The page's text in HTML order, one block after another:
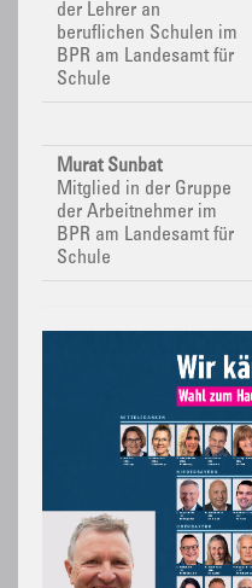
der Lehrer an
beruflichen Schulen im
BPR am Landesamt für
Schule
Murat Sunbat
Mitglied in der Gruppe
der Arbeitnehmer im
BPR am Landesamt für
Schule